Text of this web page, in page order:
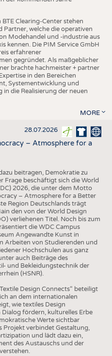
Clearing-Center stehen
Partner, welche die operativen
Modehandel und -industrie aus
kennen. Die PIM Service GmbH
erfahrener
gegründet. Als maßgeblicher
brachte hachmeister + partner
in den Bereichen
Systementwicklung und
in die Realisierung der neuen
MORE
28.07.2026
– Atmosphere for a
beitragen, Demokratie zu
Frage beschäftigt sich die World
2026, die unter dem Motto
– Atmosphere for a Better
Region Deutschlands trägt
den von der World Design
verliehenen Titel. Noch bis zum
die WDC Campus
Angewandte Kunst in
Arbeiten von Studierenden und
Hochschulen aus ganz
auch Beiträge des
und Bekleidungstechnik der
(HSNR).
Design Connects“ beteiligt
an dem internationalen
wie textiles Design
fördern, kulturelles Erbe
Werte sichtbar
Projekt verbindet Gestaltung,
und lädt dazu ein,
des Austauschs und der